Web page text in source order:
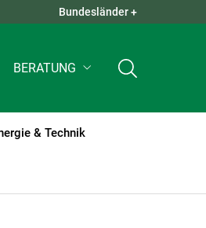
QUICK LINKS +
Bundesländer +
BERATUNG
& Technik